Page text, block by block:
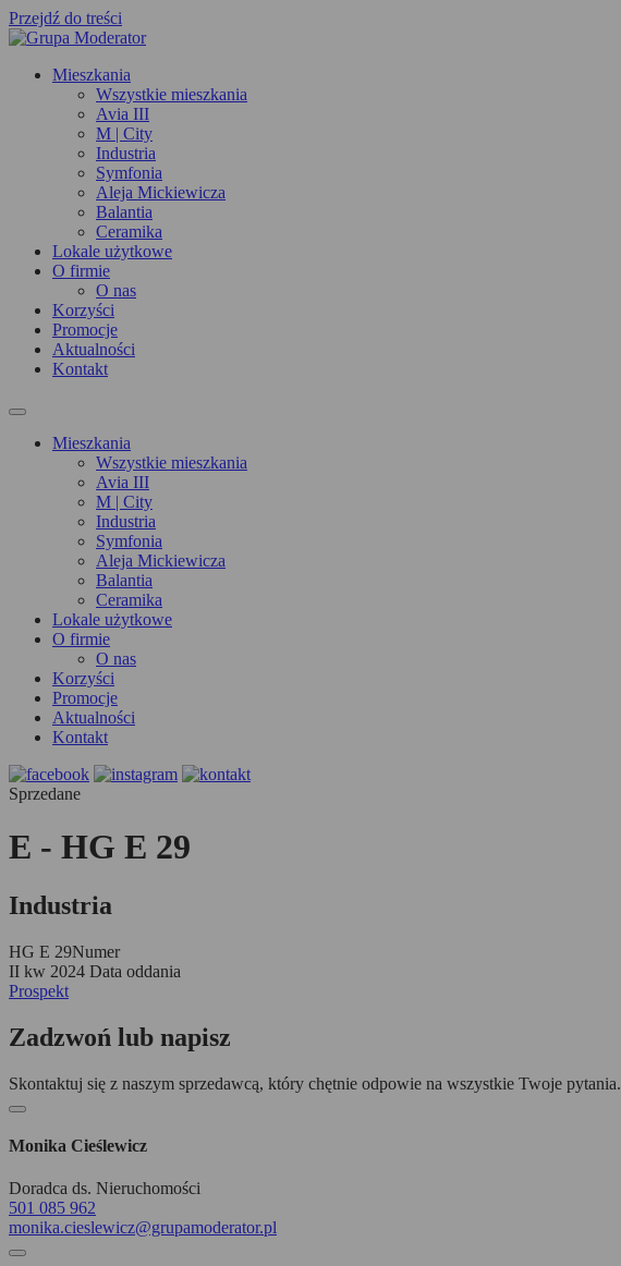
Przejdź do treści
Mieszkania
Wszystkie mieszkania
Avia III
M | City
Industria
Symfonia
Aleja Mickiewicza
Balantia
Ceramika
Lokale użytkowe
O firmie
O nas
Korzyści
Promocje
Aktualności
Kontakt
Mieszkania
Wszystkie mieszkania
Avia III
M | City
Industria
Symfonia
Aleja Mickiewicza
Balantia
Ceramika
Lokale użytkowe
O firmie
O nas
Korzyści
Promocje
Aktualności
Kontakt
Sprzedane
E - HG E 29
Industria
HG E 29Numer
II kw 2024 Data oddania
Prospekt
Zadzwoń lub napisz
Skontaktuj się z naszym sprzedawcą, który chętnie odpowie na wszystkie Twoje pytania.
Monika Cieślewicz
Doradca ds. Nieruchomości
501 085 962
monika.cieslewicz@grupamoderator.pl